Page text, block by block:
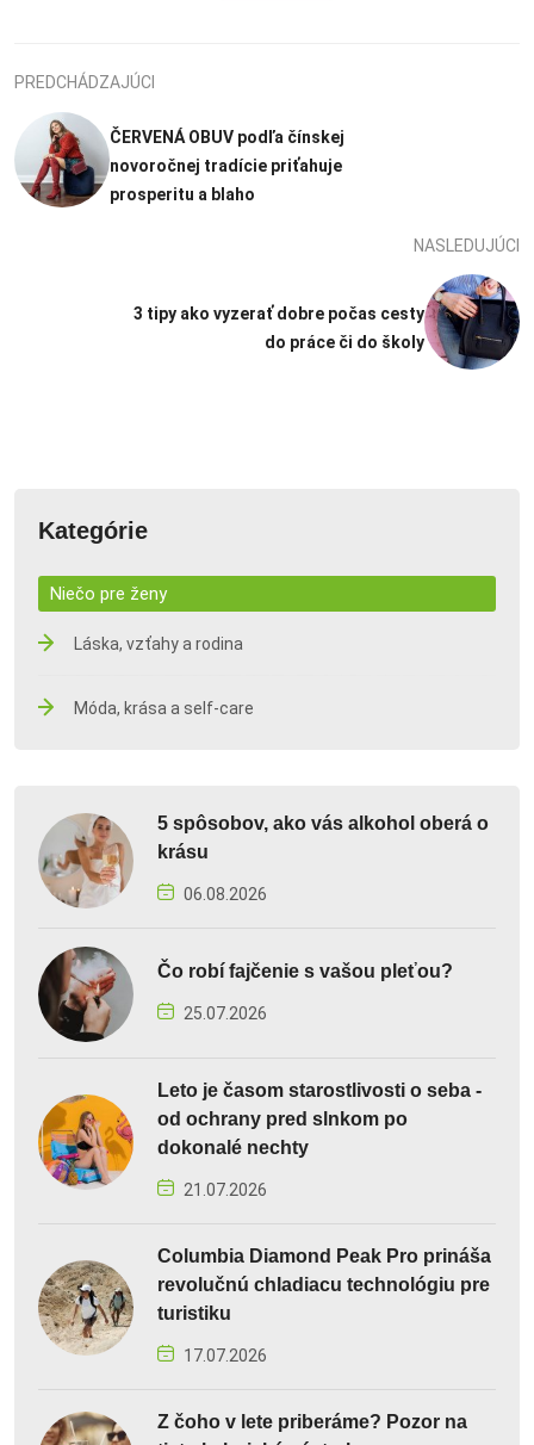
PREDCHÁDZAJÚCI
ČERVENÁ OBUV podľa čínskej
novoročnej tradície priťahuje
prosperitu a blaho
NASLEDUJÚCI
3 tipy ako vyzerať dobre počas cesty
do práce či do školy
Kategórie
Niečo pre ženy
Láska, vzťahy a rodina
Móda, krása a self-care
5 spôsobov, ako vás alkohol oberá o
krásu
06.08.2026
Čo robí fajčenie s vašou pleťou?
25.07.2026
Leto je časom starostlivosti o seba -
od ochrany pred slnkom po
dokonalé nechty
21.07.2026
Columbia Diamond Peak Pro prináša
revolučnú chladiacu technológiu pre
turistiku
17.07.2026
Z čoho v lete priberáme? Pozor na